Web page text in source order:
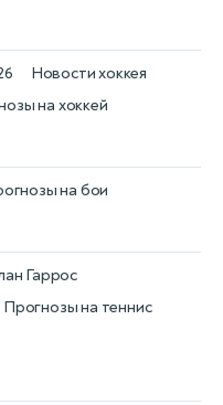
Новости хоккея
на хоккей
на бои
Прогнозы на теннис
Гаррос